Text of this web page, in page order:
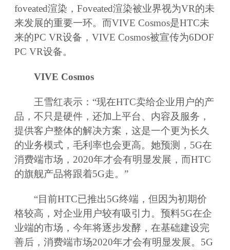
foveated渲染，Foveated渲染被业界视为VR的未
来发展的重要一环。而VIVE Cosmos是HTC未
来的PC VR设备，VIVE Cosmos被宣传为6DOF
PC VR设备。
VIVE Cosmos
王雪红表示：“现在HTC卖给企业用户的产
品，不只是硬件，还加上平台、内容及服务，
提供客户整体的解决方案，这是一个更为长久
的业务模式，毛利率也会更高。她预测，5G在
消费端市场，2020年才会有明显发展，而HTC
的旗舰产品将跟着5G走。”
“目前HTC已推出5G终端，但因为初期价
格较高，对企业用户较有吸引力。预料5G在企
业端的市场，今年将逐步发酵，在基础建设完
善后，消费端市场2020年才会有明显发展。5G